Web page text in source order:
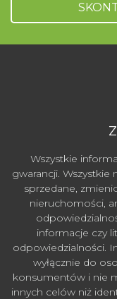
Wszystkie
gwarancji.
sprzedane,
nieruchomości,
informacje czy
odpowiedzialności.
wyłącznie do
konsumentów i nie
innych celów niż